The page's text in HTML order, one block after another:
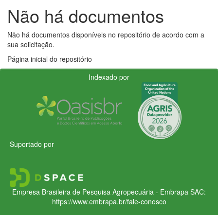
Não há documentos
Não há documentos disponíveis no repositório de acordo com a
sua solicitação.
Página inicial do repositório
Indexado por
Suportado por
Empresa Brasileira de Pesquisa Agropecuária - Embrapa SAC:
https://www.embrapa.br/fale-conosco